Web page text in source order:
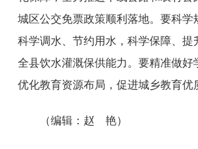
城区公交免票政策顺利落地。要科学
科学调水、节约用水，科学保障、提
全县饮水灌溉保供能力。要精准做好
优化教育资源布局，促进城乡教育优
（编辑：赵 艳）